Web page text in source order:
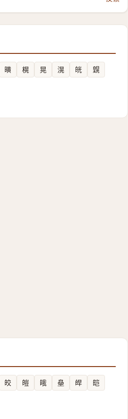
曂 榥 晃 滉 㿠
皩
皎 皚 皒 皨 皔
皑